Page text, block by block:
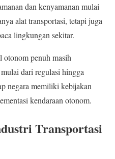
dan kenyamanan mulai
alat transportasi, tetapi juga
lingkungan sekitar.
penuh masih
dari regulasi hingga
negara memiliki kebijakan
kendaraan otonom.
Transportasi